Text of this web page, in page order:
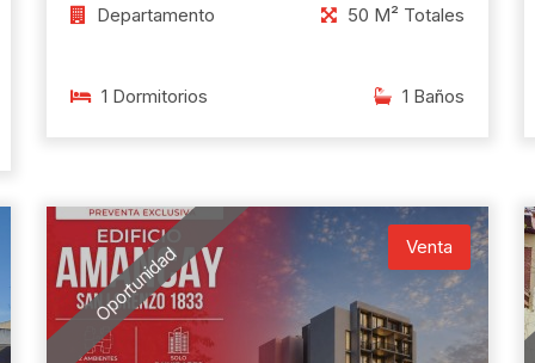
Departamento 50 M² Totales
1 Dormitorios 1 Baños
Oportunidad Venta